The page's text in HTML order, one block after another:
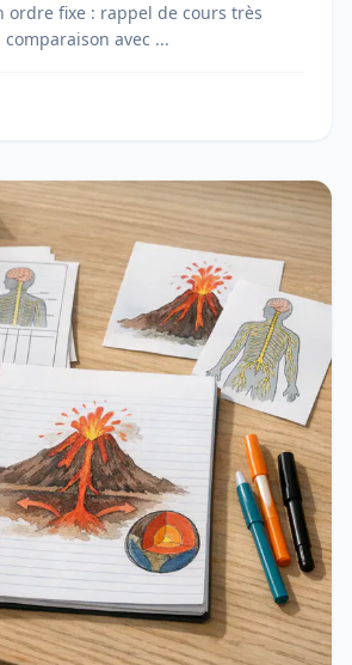
ordre fixe : rappel de cours très
avec ...